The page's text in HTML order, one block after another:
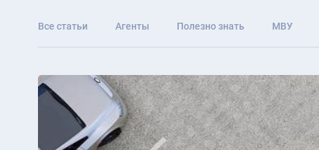
Все статьи Агенты Полезно знать МВУ